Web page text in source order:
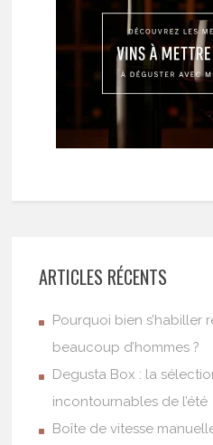
ARTICLES RÉCENTS
Pourquoi bien s’habiller
beaucoup d’hommes ?
Degusta Box : la
incontournables de l’été
Boîte de vitesse